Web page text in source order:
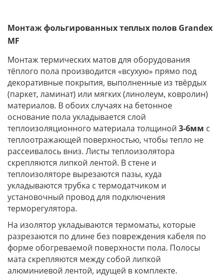
Монтажфольгированныхтеплых полов Grandex
MF
Монтаж термических матов для оборудования
тёплого пола производится «всухую» прямо под
декоративные покрытия, выполненные из твёрдых
(паркет, ламинат) или мягких (линолеум, ковролин)
материалов. В обоих случаях на бетонное
основание пола укладывается слой
теплоизоляционного материала толщиной 3-6мм с
теплоотражающей поверхностью, чтобы тепло не
рассеивалось вниз. Листы теплоизолятора
скрепляются липкой лентой. В стене и
теплоизоляторе вырезаются пазы, куда
укладываются трубка с термодатчиком и
установочный провод для подключения
терморегулятора.
На изолятор укладываются термоматы, которые
разрезаются по длине без повреждения кабеля по
форме обогреваемой поверхности пола. Полосы
мата скрепляются между собой липкой
алюминиевой лентой, идущей в комплекте.